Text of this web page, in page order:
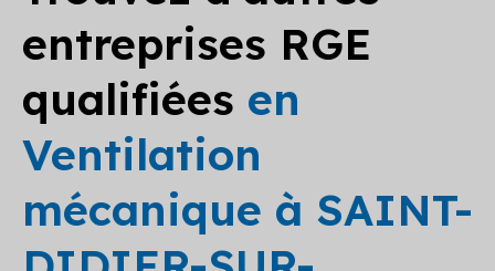
entreprises RGE
qualifiées en
Ventilation
mécanique à SAINT-